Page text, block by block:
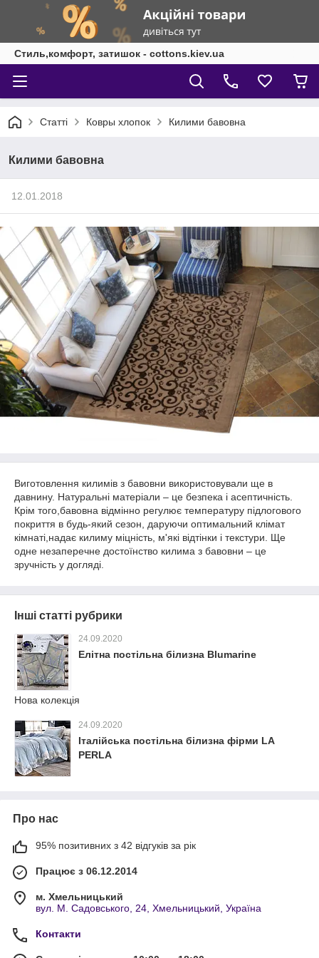
Стиль,комфорт, затишок - cottons.kiev.ua
Статті Ковры хлопок Килими бавовна
Килими бавовна
12.01.2018
Виготовлення килимів з бавовни використовували ще в
давнину. Натуральні матеріали – це безпека і асептичність.
Крім того,бавовна відмінно регулює температуру підлогового
покриття в будь-який сезон, даруючи оптимальний клімат
кімнаті,надає килиму міцність, м'які відтінки і текстури. Ще
одне незаперечне достоїнство килима з бавовни – це
зручність у догляді.
Інші статті рубрики
24.09.2020
Елітна постільна білизна Blumarine
Нова колекція
24.09.2020
Італійська постільна білизна фірми LA
PERLA
Про нас
95% позитивних з 42 відгуків за рік
Працює з 06.12.2014
м. Хмельницький
вул. М. Садовського, 24, Хмельницький, Україна
Контакти